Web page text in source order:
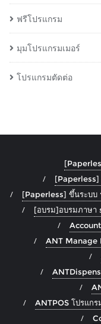
ฟรีโปรแกรม
มุมโปรแกรมเมอร์
โปรแกรมตัดต่อ
[Paperless]
[Paperless] ขึ้นระบบ
[อบรม]อบรมภาษา
Account
ANT Manage
ANTPOS โปรแก